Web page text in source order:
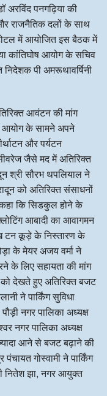
अरविंद पनगढ़िया की
और राजनैतिक दलों के साथ
में आयोजित इस बैठक में
कांतिघोष आयोग के सचिव
पी अमरूथावर्षिनी
आवंटन की मांग
के सामने अपने
और पर्यटन
जैसे मद में अतिरिक्त
श्री सौरभ थपलियाल ने
को अतिरिक्त संसाधनों
कि सिडकुल होने के
आबादी का आवागमन
टन कूड़े के निस्तारण के
के मेयर अजय वर्मा ने
के लिए सहायता की मांग
देखते हुए अतिरिक्त बजट
ने पार्किंग सुविधा
नगर पालिका अध्यक्ष
नगर पालिका अध्यक्ष
आने से बजट बढ़ाने की
गोस्वामी ने पार्किंग
नितेश झा, नगर आयुक्त